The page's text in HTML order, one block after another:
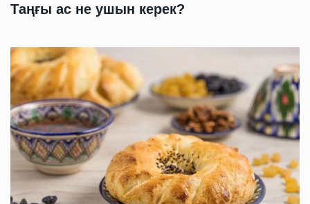
Таңғы ас не ушын керек?